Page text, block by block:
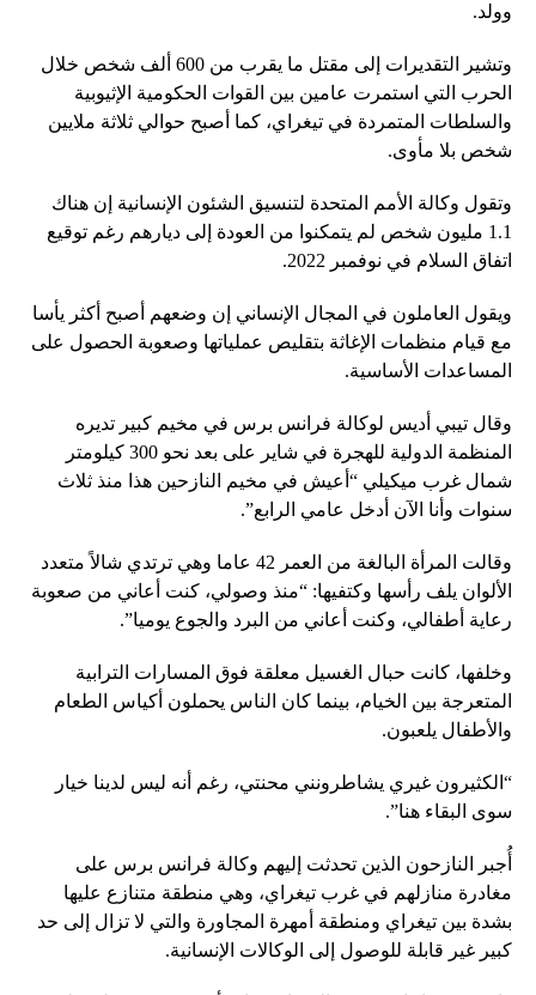
وولد.
وتشير التقديرات إلى مقتل ما يقرب من 600 ألف شخص خلال
الحرب التي استمرت عامين بين القوات الحكومية الإثيوبية
والسلطات المتمردة في تيغراي، كما أصبح حوالي ثلاثة ملايين
شخص بلا مأوى.
وتقول وكالة الأمم المتحدة لتنسيق الشئون الإنسانية إن هناك
1.1 مليون شخص لم يتمكنوا من العودة إلى ديارهم رغم توقيع
اتفاق السلام في نوفمبر 2022.
ويقول العاملون في المجال الإنساني إن وضعهم أصبح أكثر يأسا
مع قيام منظمات الإغاثة بتقليص عملياتها وصعوبة الحصول على
المساعدات الأساسية.
وقال تيبي أديس لوكالة فرانس برس في مخيم كبير تديره
المنظمة الدولية للهجرة في شاير على بعد نحو 300 كيلومتر
شمال غرب ميكيلي “أعيش في مخيم النازحين هذا منذ ثلاث
سنوات وأنا الآن أدخل عامي الرابع”.
وقالت المرأة البالغة من العمر 42 عاما وهي ترتدي شالاً متعدد
الألوان يلف رأسها وكتفيها: “منذ وصولي، كنت أعاني من صعوبة
رعاية أطفالي، وكنت أعاني من البرد والجوع يوميا”.
وخلفها، كانت حبال الغسيل معلقة فوق المسارات الترابية
المتعرجة بين الخيام، بينما كان الناس يحملون أكياس الطعام
والأطفال يلعبون.
“الكثيرون غيري يشاطرونني محنتي، رغم أنه ليس لدينا خيار
سوى البقاء هنا”.
أُجبر النازحون الذين تحدثت إليهم وكالة فرانس برس على
مغادرة منازلهم في غرب تيغراي، وهي منطقة متنازع عليها
بشدة بين تيغراي ومنطقة أمهرة المجاورة والتي لا تزال إلى حد
كبير غير قابلة للوصول إلى الوكالات الإنسانية.